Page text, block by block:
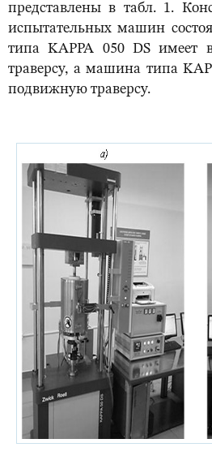
представлены в табл. 1.
испытательных машин
типа KAPPA 050 DS имеет
траверсу, а машина типа
подвижную траверсу.